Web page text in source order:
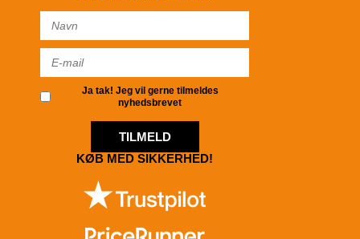
Ja tak! Jeg vil gerne tilmeldes
nyhedsbrevet
TILMELD
KØB MED SIKKERHED!